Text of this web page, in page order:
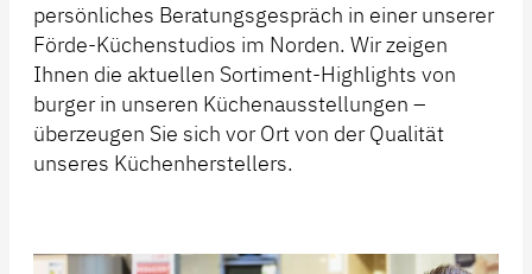
persönliches Beratungsgespräch in einer unserer
Förde-Küchenstudios im Norden. Wir zeigen
Ihnen die aktuellen Sortiment-Highlights von
burger in unseren Küchenausstellungen –
überzeugen Sie sich vor Ort von der Qualität
unseres Küchenherstellers.